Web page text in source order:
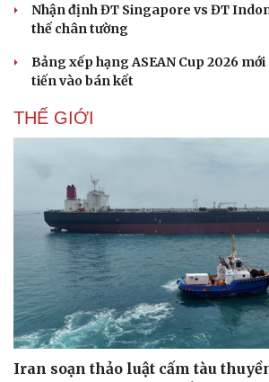
Nhận định ĐT Singapore vs ĐT
thế chân tường
Bảng xếp hạng ASEAN Cup 2026
tiến vào bán kết
THẾ GIỚI
Iran soạn thảo luật cấm tàu